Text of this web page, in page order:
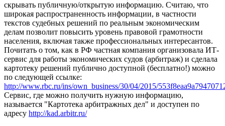
скрывать публичную/открытую информацию. Считаю, что
широкая распространенность информации, в частности
текстов судебных решений по реальным экономическим
делам позволит повысить уровень правовой грамотности
населения, включая также профессиональных интересантов.
Почитать о том, как в РФ частная компания организовала ИТ-
сервис для работы экономических судов (арбитраж) и сделала
картотеку решений публично доступной (бесплатно!) можно
по следующей ссылке:
http://www.rbc.ru/ins/own_business/30/04/2015/
Сервис, где можно получить нужную информацию,
называется "Картотека арбитражных дел" и доступен по
адресу http://kad.arbitr.ru/